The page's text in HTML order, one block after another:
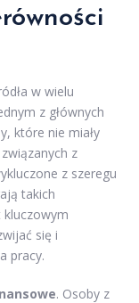
w wielu
z głównych
które nie miały
z
z szeregu
takich
kluczowym
się i
pracy.
. Osoby z